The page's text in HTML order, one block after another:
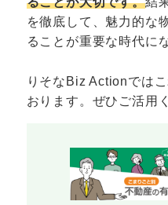
を徹底して、魅力的な
ることが重要な時代に
りそなBiz Actionでは
おります。ぜひご活用